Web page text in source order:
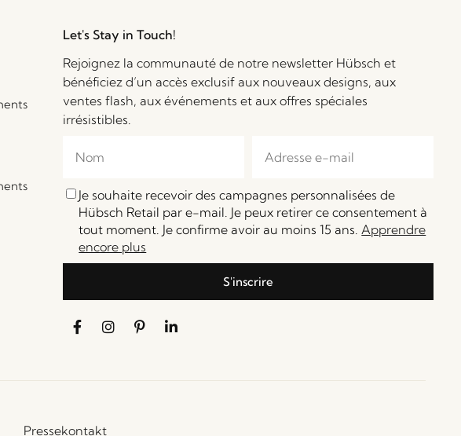
Let's Stay in Touch!
Rejoignez la communauté de notre newsletter Hübsch et
bénéficiez d’un accès exclusif aux nouveaux designs, aux
ventes flash, aux événements et aux offres spéciales
irrésistibles.
Je souhaite recevoir des campagnes personnalisées de
Hübsch Retail par e-mail. Je peux retirer ce consentement à
tout moment. Je confirme avoir au moins 15 ans.Apprendre
encore plus
S'inscrire
Pressekontakt